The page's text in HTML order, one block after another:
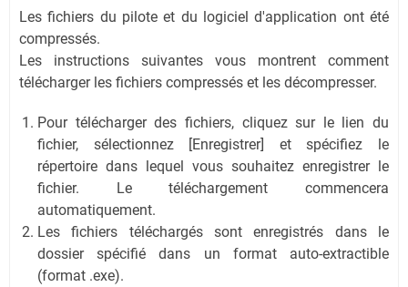
Les fichiers du pilote et du logiciel d'application ont été
compressés.
Les instructions suivantes vous montrent comment
télécharger les fichiers compressés et les décompresser.
Pour télécharger des fichiers, cliquez sur le lien du
fichier, sélectionnez [Enregistrer] et spécifiez le
répertoire dans lequel vous souhaitez enregistrer le
fichier. Le téléchargement commencera
automatiquement.
Les fichiers téléchargés sont enregistrés dans le
dossier spécifié dans un format auto-extractible
(format .exe).